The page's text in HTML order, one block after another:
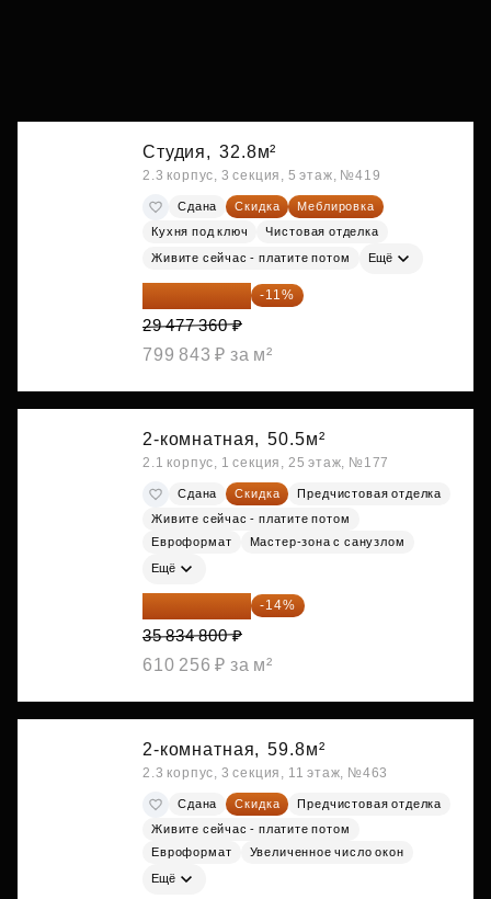
Студия, 32.8м²
2.3 корпус, 3 секция, 5 этаж, №419
Сдана Скидка
Меблировка
Кухня под ключ
Чистовая отделка
Живите сейчас - платите потом Ещё
26 234 850 ₽ -11%
29 477 360 ₽
799 843 ₽ за м²
2-комнатная, 50.5м²
2.1 корпус, 1 секция, 25 этаж, №177
Сдана Скидка
Предчистовая отделка
Живите сейчас - платите потом
Евроформат
Мастер-зона с санузлом
Ещё
30 817 928 ₽ -14%
35 834 800 ₽
610 256 ₽ за м²
2-комнатная, 59.8м²
2.3 корпус, 3 секция, 11 этаж, №463
Сдана Скидка
Предчистовая отделка
Живите сейчас - платите потом
Евроформат
Увеличенное число окон
Ещё